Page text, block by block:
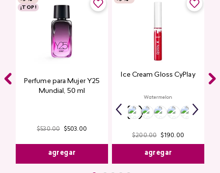
¡TOP!
Perfume para Mujer Y25
Mundial​, 50 ml
$530.00 $503.00
agregar
Ice Cream Gloss CyPlay
Watermelon
$200.00 $190.00
agregar